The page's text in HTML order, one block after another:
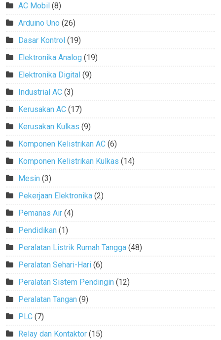
AC Mobil (8)
Arduino Uno (26)
Dasar Kontrol (19)
Elektronika Analog (19)
Elektronika Digital (9)
Industrial AC (3)
Kerusakan AC (17)
Kerusakan Kulkas (9)
Komponen Kelistrikan AC (6)
Komponen Kelistrikan Kulkas (14)
Mesin (3)
Pekerjaan Elektronika (2)
Pemanas Air (4)
Pendidikan (1)
Peralatan Listrik Rumah Tangga (48)
Peralatan Sehari-Hari (6)
Peralatan Sistem Pendingin (12)
Peralatan Tangan (9)
PLC (7)
Relay dan Kontaktor (15)